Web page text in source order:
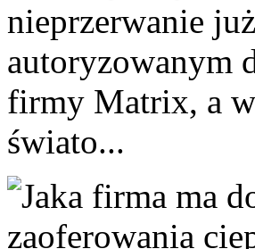
nieprzerwanie
autoryzowanym
firmy Matrix, a
świato...